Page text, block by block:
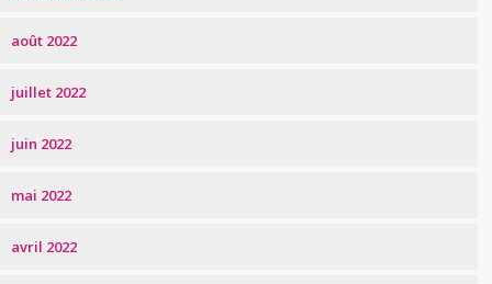
août 2022
juillet 2022
juin 2022
mai 2022
avril 2022